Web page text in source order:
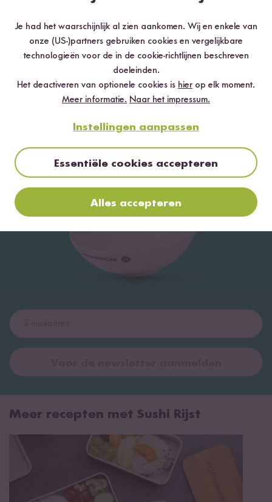
Loading...
215
Vind jouw
lievelingsrijst Set
vanaf 21,99 €13,74 € / kg
Recepten per e-mail ontvangen
Meer recepten met Sushi Rijst
Je had het waarschijnlijk al zien aankomen. Wij en enkele van
onze (US-)partners gebruiken cookies en vergelijkbare
technologieën voor de in de cookie-richtlijnen beschreven
doeleinden.
Het deactiveren van optionele cookies is hier op elk moment.
Meer informatie. Naar het impressum.
Instellingen aanpassen
Essentiële cookies accepteren
Alles accepteren